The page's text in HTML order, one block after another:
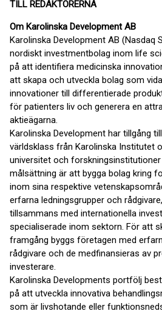
TILL REDAKTÖRERNA
Om Karolinska Development AB
Karolinska Development AB (Nasdaq
nordiskt investmentbolag inom life
på att identifiera medicinska
att skapa och utveckla bolag som
innovationer till differentierade
för patienters liv och generera en
aktieägarna.
Karolinska Development har tillgång
världsklass från Karolinska Institutet
universitet och forskningsinstitutioner
målsättning är att bygga bolag kring
inom sina respektive
erfarna ledningsgrupper och
tillsammans med internationella
specialiserade inom sektorn. För att
framgång byggs företagen med
rådgivare och de medfinansieras av
investerare.
Karolinska Developments portfölj
på att utveckla innovativa
som är livshotande eller